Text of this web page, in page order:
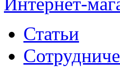
Статьи